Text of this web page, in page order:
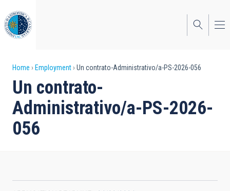
to
main
content
Breadcrumb
Home Employment Un contrato-Administrativo/a-PS-2026-056
Un contrato-
Administrativo/a-PS-2026-
056